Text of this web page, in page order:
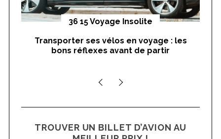
36 15 Voyage Insolite
Transporter ses vélos en voyage : les
bons réflexes avant de partir
TROUVER UN BILLET D’AVION AU